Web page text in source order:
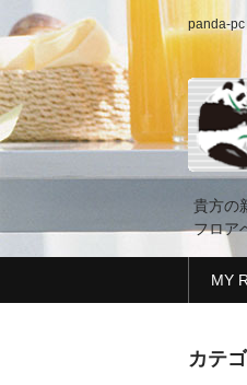
panda-pc
貴方の
フロア
MY
カテ